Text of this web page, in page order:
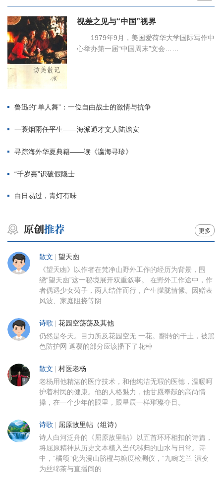
视差之见与“中国”视界
1979年9月，美国爱荷华大学国际写作中
心举办第一届“中国周末”文会……
鲁迅的“单人舞”：一位自由战士的激情与抗争
一蓑烟雨任平生——海派通才文人陆澹安
寻踪海外华夏典籍——读《瀛海寻珍》
“千岁蘽”识破假隐士
白日易过，青灯有味
更多
散文 | 望天凼
《望天凼》以作者在梵净山野外工作的经历为背景，围
绕“望天凼”这一秘境展开双重叙事。 在野外工作途中，作
者偶遇少女菊子，两人结伴而行，产生朦胧情愫。因赠表
风波、家庭阻挠等阴
诗歌 | 花园空荡荡及其他
仍然是冬天。目力所及花园空无 一花。翻转的干土，被黑
色防护网 遮覆的部分应该播下了花种
散文 | 村医老杨
老杨用他精湛的医疗技术，和他纯洁无瑕的医德，温暖呵
护着村民的健康。他的人格魅力，他甘愿奉献的高尚情
操，在一个少年的眼里，跟星辰一样璀璨夺目。
诗歌 | 屈原故里帖（组诗）
诗人白河泛舟的《屈原故里帖》以五首环环相扣的诗篇，
将屈原精神从历史文本植入当代秭归的山水与日常。诗
中，“橘颂”化为漫山脐橙与糖度检测仪，“九畹芝兰”演变
为丝绵茶与直播间的